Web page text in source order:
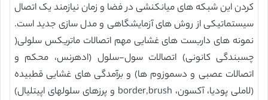
کردن این شبکه های میانکنشی در فضا و زمان نیازمند یک اتصال
سیستماتیکی از روش های آزمایشگاهی و مدل سازی جدید است.
نمونه های داربست های غشایی مهم اتصالات ماتریکس سلولی(
چسبندگی کانونی) اتصالات سول-سلول (ادهرنس، محکم و
اتصالات عصبی و دسموزوم ها) و برآمدگی های غشایی قطبیده
(لاملی پودیا، آکسون، border,brush و پرزهای سلولهای اپیتلیال)